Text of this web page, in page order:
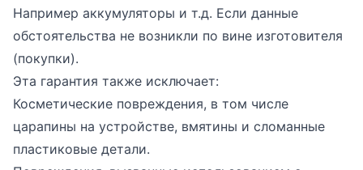
Например аккумуляторы и т.д. Если данные
обстоятельства не возникли по вине изготовителя
(покупки).
Эта гарантия также исключает:
Косметические повреждения, в том числе
царапины на устройстве, вмятины и сломанные
пластиковые детали.